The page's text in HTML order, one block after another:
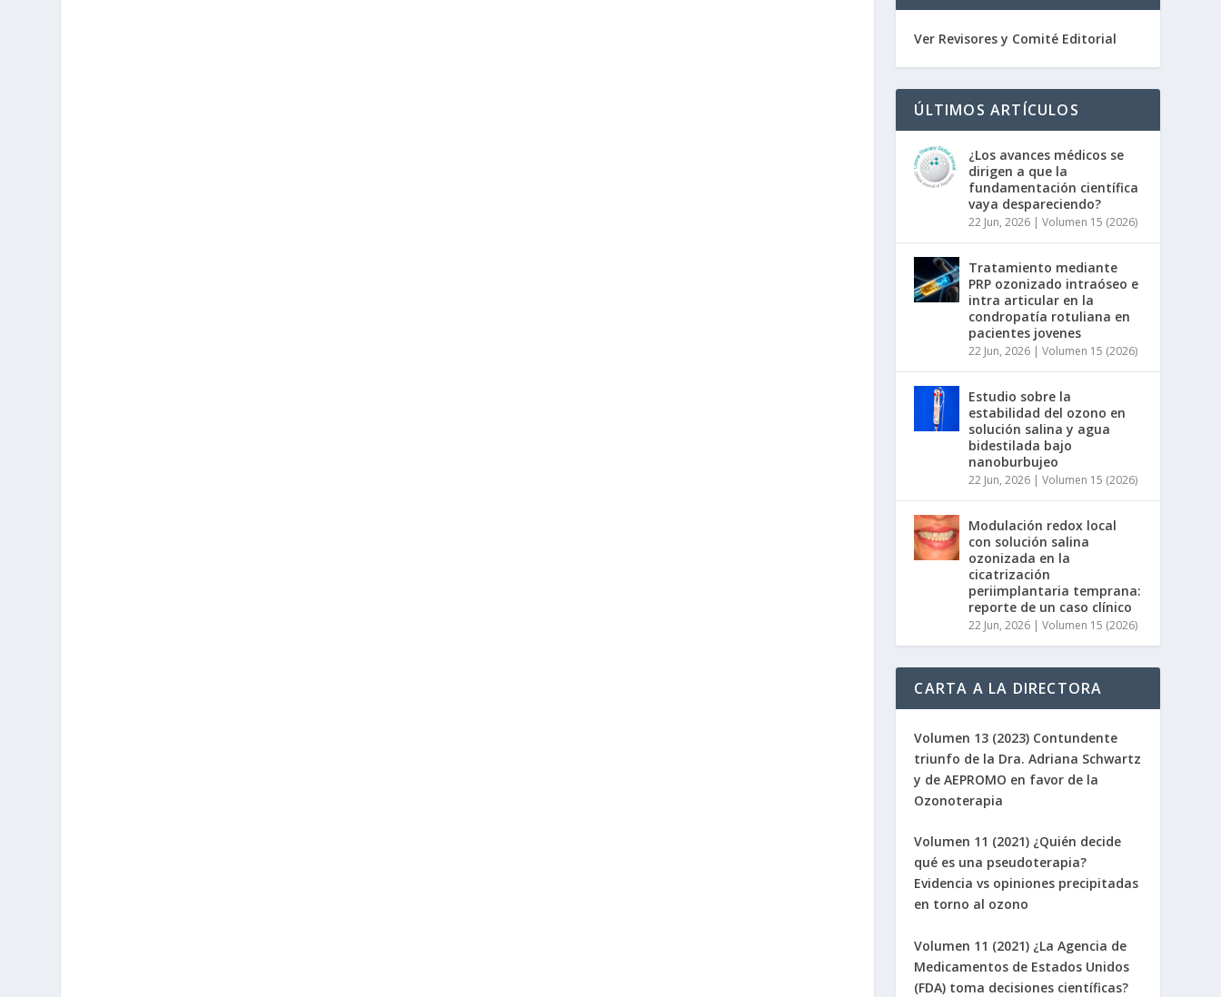
Ver Revisores y Comité Editorial
ÚLTIMOS ARTÍCULOS
¿Los avances médicos se
dirigen a que la
fundamentación científica
vaya despareciendo?
22 Jun, 2026 |Volumen 15 (2026)
Tratamiento mediante
PRP ozonizado intraóseo e
intra articular en la
condropatía rotuliana en
pacientes jovenes
22 Jun, 2026 |Volumen 15 (2026)
Estudio sobre la
estabilidad del ozono en
solución salina y agua
bidestilada bajo
nanoburbujeo
22 Jun, 2026 |Volumen 15 (2026)
Modulación redox local
con solución salina
ozonizada en la
cicatrización
periimplantaria temprana:
reporte de un caso clínico
22 Jun, 2026 |Volumen 15 (2026)
CARTA A LA DIRECTORA
Volumen 13 (2023) Contundente
triunfo de la Dra. Adriana Schwartz
y de AEPROMO en favor de la
Ozonoterapia
Volumen 11 (2021) ¿Quién decide
qué es una pseudoterapia?
Evidencia vs opiniones precipitadas
en torno al ozono
Volumen 11 (2021) ¿La Agencia de
Medicamentos de Estados Unidos
(FDA) toma decisiones científicas?